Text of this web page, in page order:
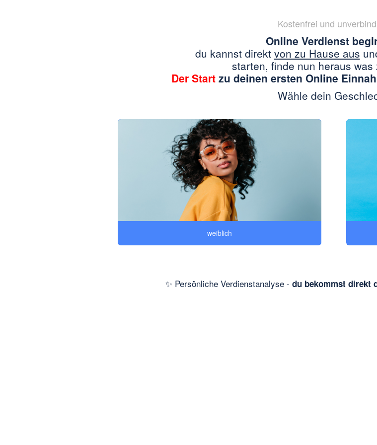
Kostenfrei und
Online Verdienst
du kannst direkt von zu Hause aus
starten, finde nun heraus was
Der Start zu deinen ersten Online
Wähle dein
weiblich
✨ Persönliche Verdienstanalyse - du bekommst direkt